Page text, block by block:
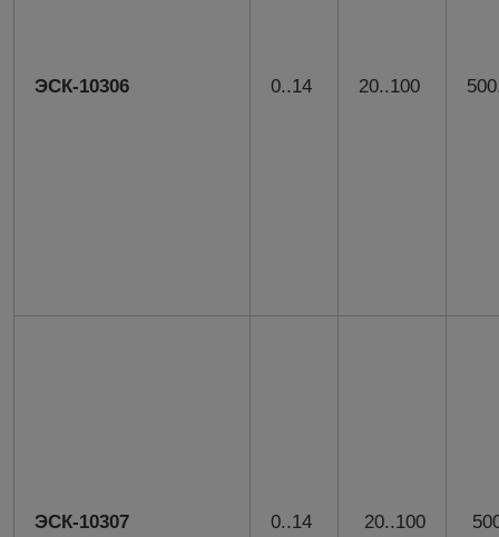
ЭСК-10306 0..14 20..100
ЭСК-10307 0..14 20..100